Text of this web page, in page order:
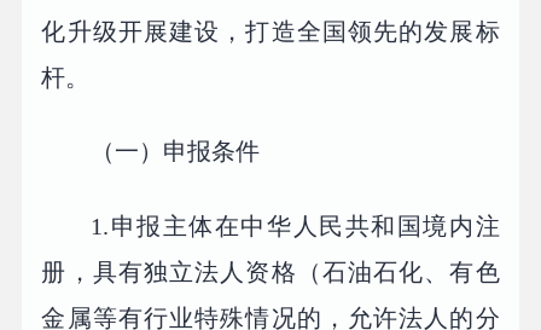
化升级开展建设，打造全国领先的发展标
杆。
（一）申报条件
1.申报主体在中华人民共和国境内注
册，具有独立法人资格（石油石化、有色
金属等有行业特殊情况的，允许法人的分